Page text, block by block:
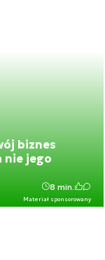
biznes
nie jego
Materiał sponsorowany
8 min.